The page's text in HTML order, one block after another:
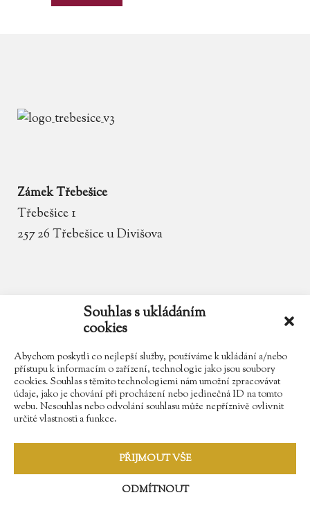
Souhlas s ukládáním
cookies
Abychom poskytli co nejlepší služby, používáme k ukládání a/nebo
přístupu k informacím o zařízení, technologie jako jsou soubory
cookies. Souhlas s těmito technologiemi nám umožní zpracovávat
údaje, jako je chování při procházení nebo jedinečná ID na tomto
webu. Nesouhlas nebo odvolání souhlasu může nepříznivě ovlivnit
určité vlastnosti a funkce.
PŘIJMOUT VŠE
ODMÍTNOUT
Zámek Třebešice
Třebešice 1
257 26 Třebešice u Divišova
zamek.trebesice@volny.cz
602 354 467
Najdete nás na Facebooku
Sledujte náš Instagram